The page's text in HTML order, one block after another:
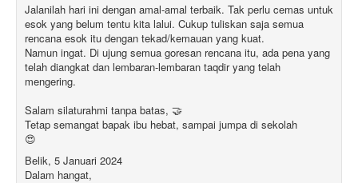
Jalanilah hari ini dengan amal-amal terbaik. Tak perlu cemas untuk
esok yang belum tentu kita lalui. Cukup tuliskan saja semua
rencana esok itu dengan tekad/kemauan yang kuat.
Namun ingat. Di ujung semua goresan rencana itu, ada pena yang
telah diangkat dan lembaran-lembaran taqdir yang telah
mengering.
Salam silaturahmi tanpa batas, 🤝
Tetap semangat bapak ibu hebat, sampai jumpa di sekolah
😍
Belik, 5 Januari 2024
Dalam hangat,